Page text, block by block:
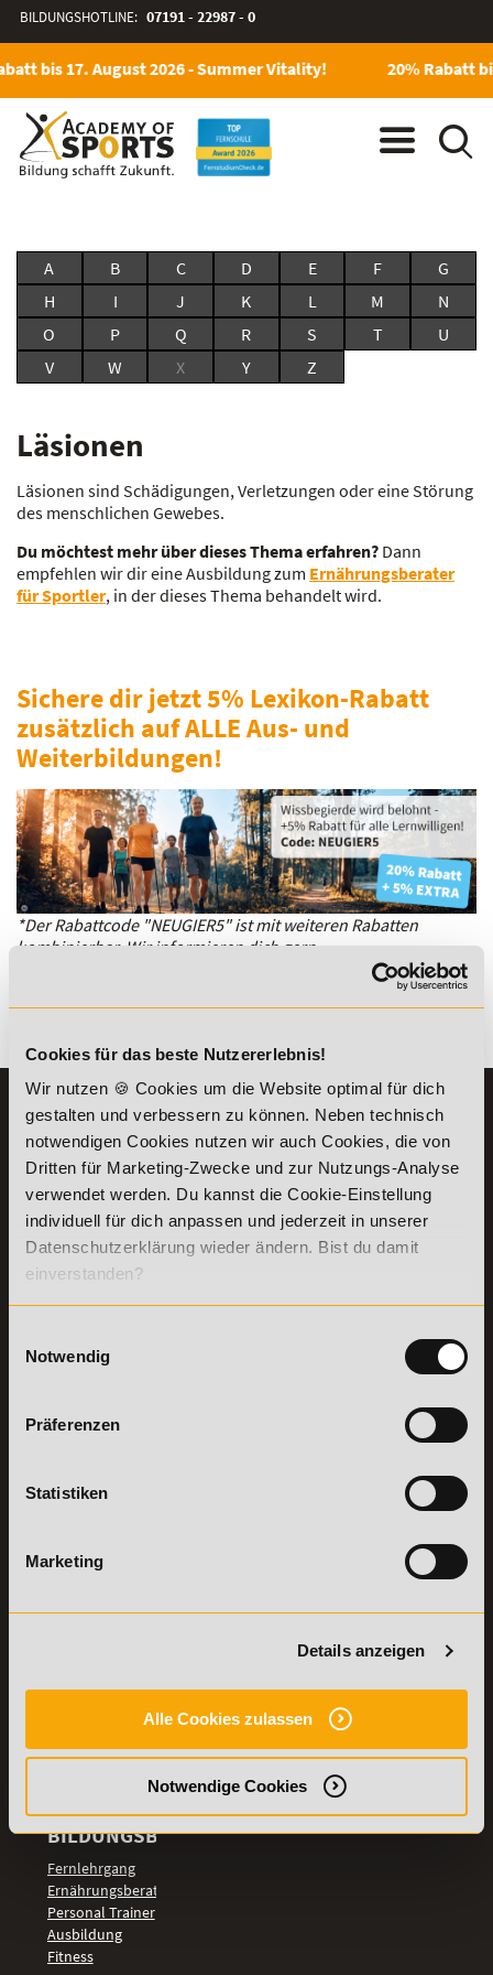
Cookies für das beste Nutzererlebnis!
Wir nutzen 🍪 Cookies um die Website optimal für dich
gestalten und verbessern zu können. Neben technisch
notwendigen Cookies nutzen wir auch Cookies, die von
Dritten für Marketing-Zwecke und zur Nutzungs-Analyse
verwendet werden. Du kannst die Cookie-Einstellung
individuell für dich anpassen und jederzeit in unserer
Datenschutzerklärung wieder ändern. Bist du damit
einverstanden?
Notwendig
Präferenzen
Statistiken
Marketing
Details anzeigen
Alle Cookies zulassen
Notwendige Cookies
BILDUNGSHOTLINE: 07191 - 22987 - 0
bis 17. August 2026 - Summer Vitality! 20% Rabatt
A B C D E F
G
H
I J K L M
N
O
P Q R S T
U
V
W X Y Z
Läsionen
Läsionen sind Schädigungen, Verletzungen oder eine Störung
des menschlichen Gewebes.
Du möchtest mehr über dieses Thema erfahren? Dann
empfehlen wir dir eine Ausbildung zum Ernährungsberater
für Sportler, in der dieses Thema behandelt wird.
Sichere dir jetzt 5% Lexikon-Rabatt
zusätzlich auf ALLE Aus- und
Weiterbildungen!
*Der Rabattcode "NEUGIER5" ist mit weiteren Rabatten
kombinierbar. Wir informieren dich gern.
KONTAKT
07191-22987-0
WhatsApp:
+49 (0) 7191 9513201
Academy of Sports GmbH
Willy-Brandt-Platz 2
71522Backnang
Fax:+49 (0) 7191 - 229 87 – 99
Freitag: 8:00 - 17:00 Uhr
INFORMATIONEN
Die Academy
Lehr- und
Lernmethoden
PreisFAIRsprechen
Online Campus
Bildungsgutschein
Bring a Friend
Partnerprogramm
Stellenangebote
und B-Lizenz
Ernährungsberater
Personal Trainer
Personal Coach
Mentaltrainer
Motivationstrainer
BILDUNGSBEREICHE
Fernlehrgang
Ernährungsberater
Personal Trainer
Ausbildung
Fitness